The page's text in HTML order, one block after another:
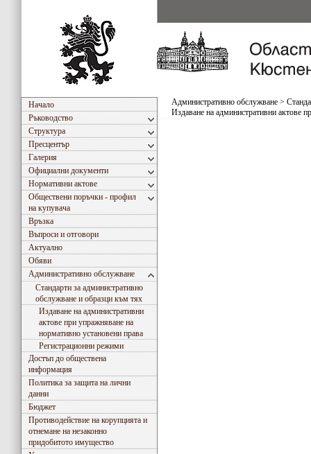
Начало
Ръководство
Структура
Пресцентър
Галерия
Официални документи
Нормативни актове
Обществени поръчки - профил
на купувача
Връзка
Въпроси и отговори
Актуално
Обяви
Административно обслужване
Стандарти за административно
обслужване и образци към тях
Издаване на административни
актове при упражняване на
нормативно установени права
Регистрационни режими
Достъп до обществена
информация
Политика за защита на лични
данни
Бюджет
Противодействие на корупцията и
отнемане на незаконно
придобитото имущество
Административно обслужване >
Издаване на административни актове